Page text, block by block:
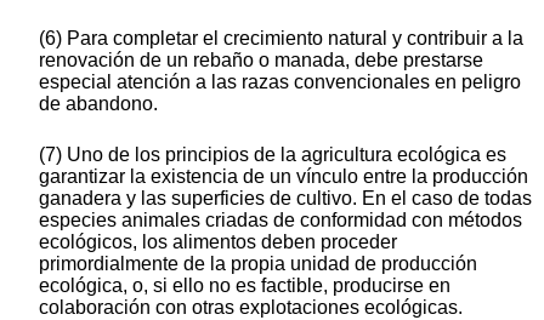
(6) Para completar el crecimiento natural y contribuir a la
renovación de un rebaño o manada, debe prestarse
especial atención a las razas convencionales en peligro
de abandono.
(7) Uno de los principios de la agricultura ecológica es
garantizar la existencia de un vínculo entre la producción
ganadera y las superficies de cultivo. En el caso de todas
especies animales criadas de conformidad con métodos
ecológicos, los alimentos deben proceder
primordialmente de la propia unidad de producción
ecológica, o, si ello no es factible, producirse en
colaboración con otras explotaciones ecológicas.